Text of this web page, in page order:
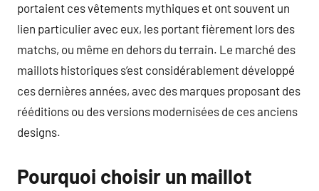
portaient ces vêtements mythiques et ont souvent un
lien particulier avec eux, les portant fièrement lors des
matchs, ou même en dehors du terrain. Le marché des
maillots historiques s’est considérablement développé
ces dernières années, avec des marques proposant des
rééditions ou des versions modernisées de ces anciens
designs.
Pourquoi choisir un maillot